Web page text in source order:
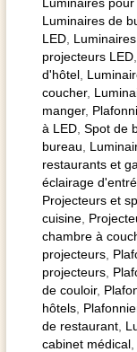
Luminaires de
LED
projecteurs LED
d'hôtel
coucher,
manger,
à LED Spot de
bureau
restaurants et
éclairage
Projecteurs et
cuisine
chambre à
projecteurs
projecteurs
de couloir,
hôtels
de restaurant
cabinet médical